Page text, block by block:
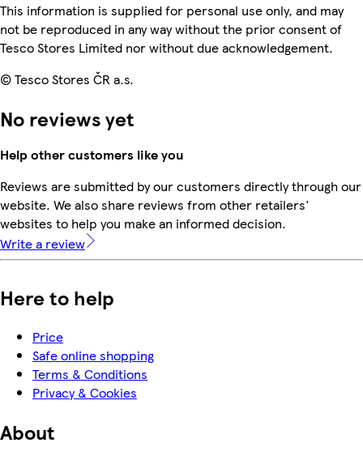
This information is supplied for personal use only, and may
not be reproduced in any way without the prior consent of
Tesco Stores Limited nor without due acknowledgement.
© Tesco Stores ČR a.s.
No reviews yet
Help other customers like you
Reviews are submitted by our customers directly through our
website. We also share reviews from other retailers'
websites to help you make an informed decision.
Write a review
Here to help
Price
Safe online shopping
Terms & Conditions
Privacy & Cookies
About